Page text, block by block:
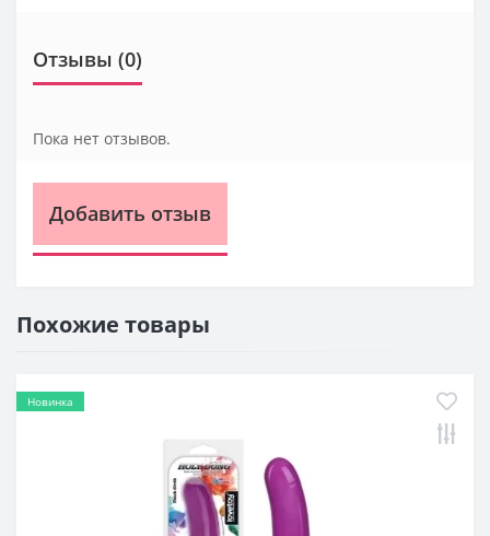
Отзывы (0)
Пока нет отзывов.
Добавить отзыв
Похожие товары
Новинка